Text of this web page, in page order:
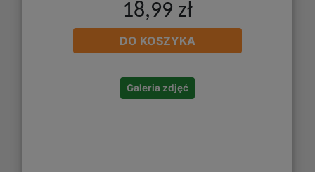
18,99 zł
DO KOSZYKA
Galeria zdjęć